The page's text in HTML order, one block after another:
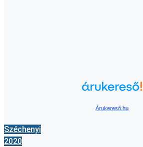
Árukereső.hu
Széchenyi
2020